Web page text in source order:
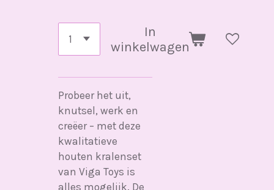
In
winkelwagen
Probeer het uit,
knutsel, werk en
creëer – met deze
kwalitatieve
houten kralenset
van Viga Toys is
alles mogelijk. De